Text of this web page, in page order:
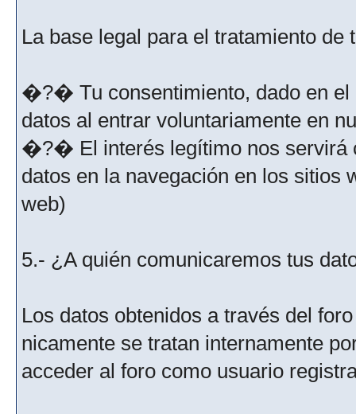
La base legal para el tratamiento
�?� Tu consentimiento, dado en el
datos al entrar voluntariamente en
�?� El interés legítimo nos servirá
datos en la navegación en los sitios
web)
5.- ¿A quién comunicaremos tus
Los datos obtenidos a través del
nicamente se tratan internamente
acceder al foro como usuario